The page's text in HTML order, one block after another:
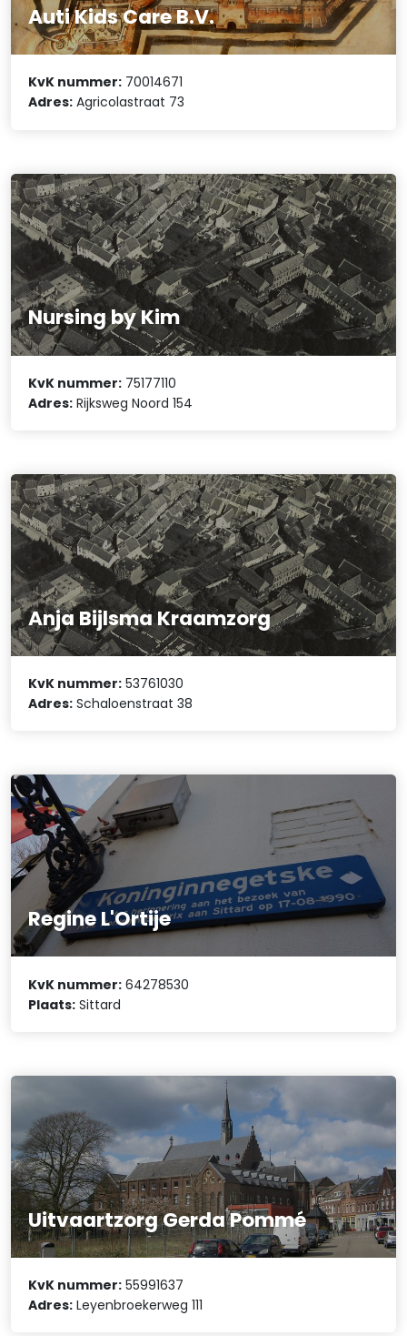
Auti Kids Care B.V.
KvK nummer: 70014671
Adres: Agricolastraat 73
Nursing by Kim
KvK nummer: 75177110
Adres: Rijksweg Noord 154
Anja Bijlsma Kraamzorg
KvK nummer: 53761030
Adres: Schaloenstraat 38
Regine L'Ortije
KvK nummer: 64278530
Plaats: Sittard
Uitvaartzorg Gerda Pommé
KvK nummer: 55991637
Adres: Leyenbroekerweg 111